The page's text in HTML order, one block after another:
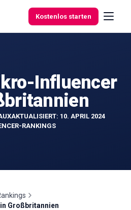
Kostenlos starten
Influencer
AKTUALISIERT: 10. APRIL 2024
RANKINGS
Großbritannien